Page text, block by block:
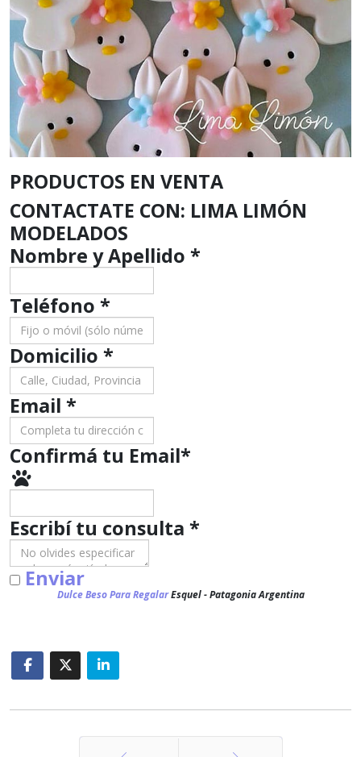
PRODUCTOS EN VENTA
CONTACTATE CON: LIMA LIMÓN
MODELADOS
Nombre y Apellido *
Teléfono *
Domicilio *
Email *
Confirmá tu Email*
Escribí tu consulta *
Enviar
Dulce Beso Para RegalarEsquel - Patagonia Argentina